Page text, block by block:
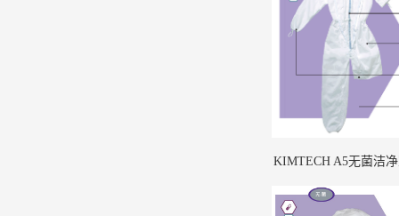
KIMTECH A5无菌洁